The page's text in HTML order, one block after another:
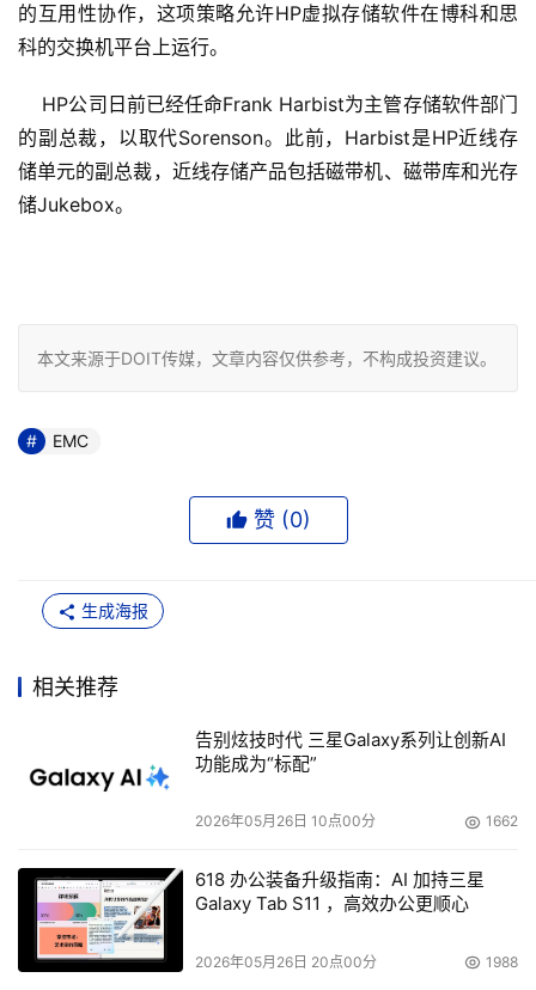
的互用性协作，这项策略允许HP虚拟存储软件在博科和思
科的交换机平台上运行。
HP公司日前已经任命Frank Harbist为主管存储软件部门
的副总裁，以取代Sorenson。此前，Harbist是HP近线存
储单元的副总裁，近线存储产品包括磁带机、磁带库和光存
储Jukebox。
本文来源于DOIT传媒，文章内容仅供参考，不构成投资建议。
EMC
赞 (0)
生成海报
相关推荐
告别炫技时代 三星Galaxy系列让创新AI
功能成为“标配”
2026年05月26日 10点00分 1662
618 办公装备升级指南：AI 加持三星
Galaxy Tab S11 ，高效办公更顺心
2026年05月26日 20点00分 1988